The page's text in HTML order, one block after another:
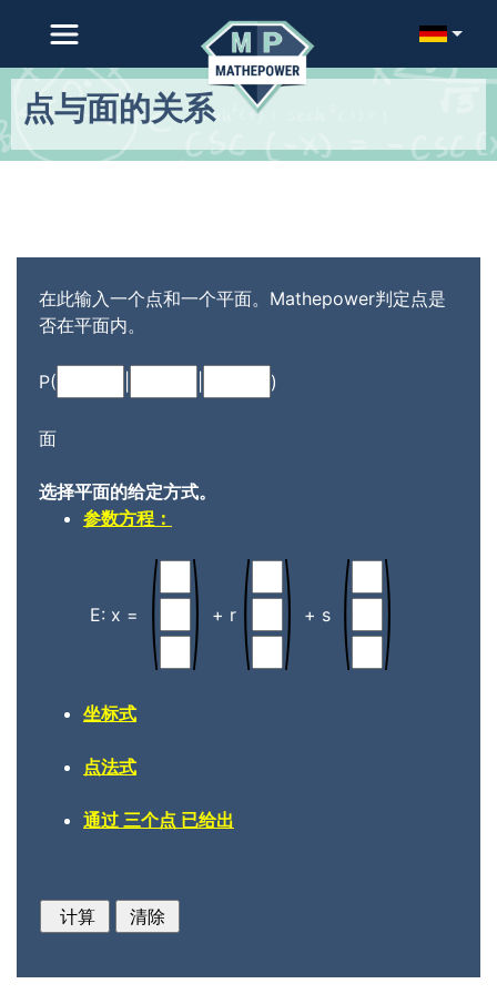
点与面的关系
在此输入一个点和一个平面。Mathepower判定点是
否在平面内。
P( )
面
选择平面的给定方式。
参数方程：
E: x = + r + s
坐标式
点法式
通过 三个点 已给出